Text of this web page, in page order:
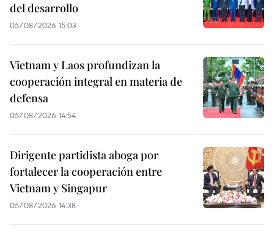
del desarrollo
05/08/2026 15:03
Vietnam y Laos profundizan la
cooperación integral en materia de
defensa
05/08/2026 14:54
Dirigente partidista aboga por
fortalecer la cooperación entre
Vietnam y Singapur
05/08/2026 14:38